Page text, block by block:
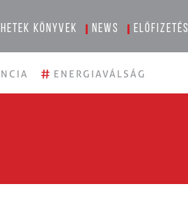
Hetek könyvek News Előfizetés
# ENERGIAVÁLSÁG